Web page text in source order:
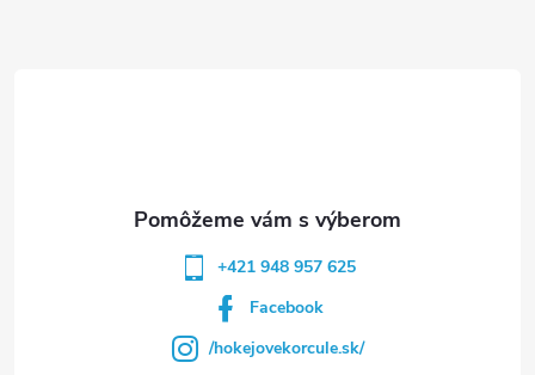
+421 948 957 625
Facebook
/hokejovekorcule.sk/